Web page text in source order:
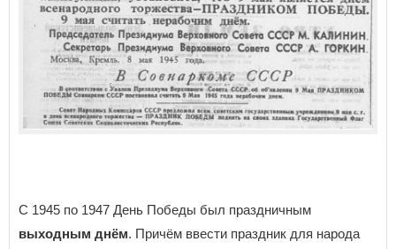
С 1945 по 1947 День Победы был праздничным
выходным днём. Причём ввести праздник для народа